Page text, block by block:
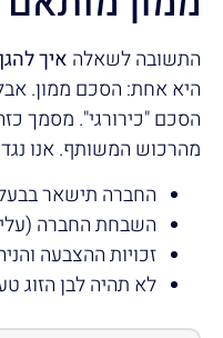
התשובה לשאלה איך
היא אחת: הסכם ממון.
הסכם "כירורגי". מסמך
מהרכוש המשותף. אנו
החברה תישאר
השבחת החברה
זכויות ההצבעה
לא תהיה לבן הזוג